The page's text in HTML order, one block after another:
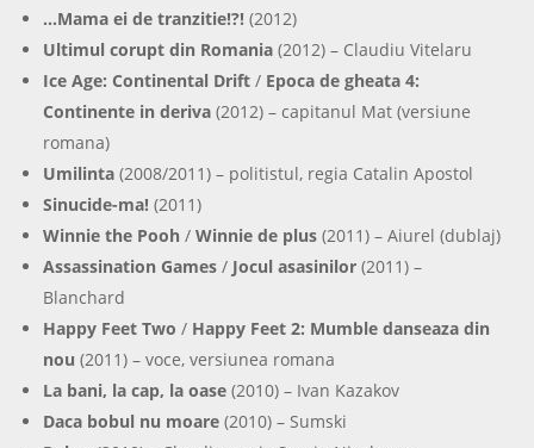
…Mama ei de tranzitie!?! (2012)
Ultimul corupt din Romania (2012) – Claudiu Vitelaru
Ice Age: Continental Drift / Epoca de gheata 4:
Continente in deriva (2012) – capitanul Mat (versiune
romana)
Umilinta (2008/2011) – politistul, regia Catalin Apostol
Sinucide-ma! (2011)
Winnie the Pooh /Winnie de plus (2011) – Aiurel (dublaj)
Assassination Games / Jocul asasinilor (2011) –
Blanchard
Happy Feet Two / Happy Feet 2: Mumble danseaza din
nou (2011) – voce, versiunea romana
La bani, la cap, la oase (2010) – Ivan Kazakov
Daca bobul nu moare (2010) – Sumski